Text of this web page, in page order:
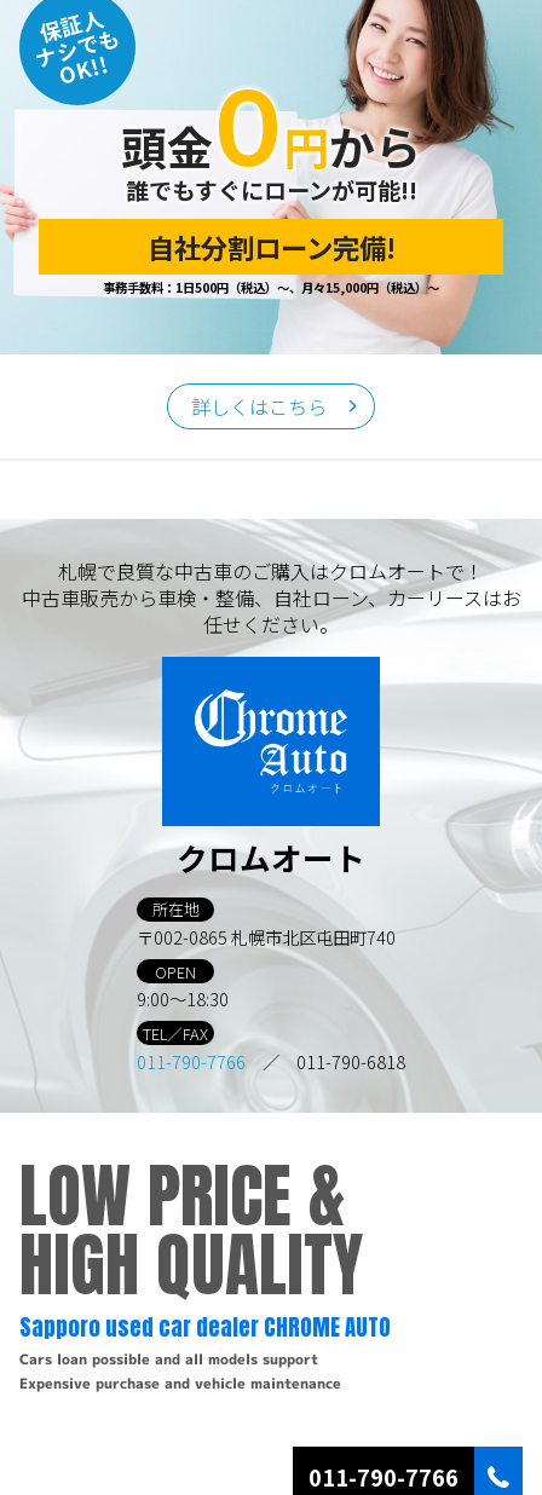
保証人
ナシでも
OK!!
頭金０円から
誰でもすぐにローンが可能!!
自社分割ローン完備!
事務手数料：1日500円（税込）～、月々15,000円（税込）～
詳しくはこちら
札幌で良質な中古車のご購入はクロムオートで！
中古車販売から車検・整備、自社ローン、カーリースはお
任せください。
クロムオート
所在地
〒002-0865 札幌市北区屯田町740
OPEN
9:00～18:30
TEL／FAX
011-790-7766 ／ 011-790-6818
LOW PRICE &
HIGH QUALITY
Sapporo used car dealer CHROME AUTO
Cars loan possible and all models support
Expensive purchase and vehicle maintenance
011-790-7766